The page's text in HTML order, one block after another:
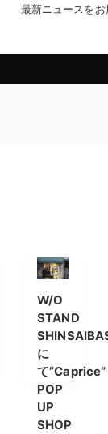
最新ニュースを
W/O
STAND
に
て”Caprice”
POP
UP
SHOP